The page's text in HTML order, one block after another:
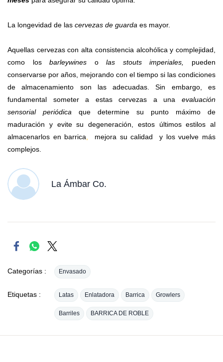
La longevidad de las cervezas de guarda es mayor.
Aquellas cervezas con alta consistencia alcohólica y complejidad,
como losbarleywines olas stouts imperiales,
pueden
conservarse por años, mejorando con el tiempo si las condiciones
de almacenamiento son las adecuadas. Sin embargo, es
fundamental someter a estas cervezas a una evaluación
sensorial periódica que determine su punto máximo de
maduración y evite su degeneración, estos últimosestilos al
almacenarlos en barrica mejora su calidad
y los vuelve más
complejos.
La Ámbar Co.
Categorías : Envasado
Etiquetas : Latas Enlatadora Barrica Growlers
Barriles BARRICA DE ROBLE